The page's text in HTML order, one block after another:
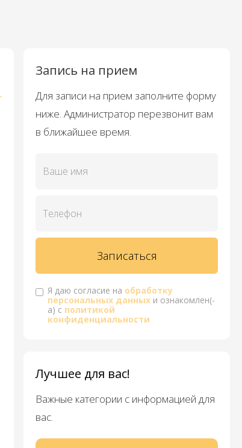
Запись на прием
Для записи на прием заполните форму
ниже. Администратор перезвонит вам
в ближайшее время.
Я даю согласие на обработку
персональных данных и ознакомлен(-
а) с политикой
конфиденциальности
Лучшее для вас!
Важные категории с информацией для
вас.